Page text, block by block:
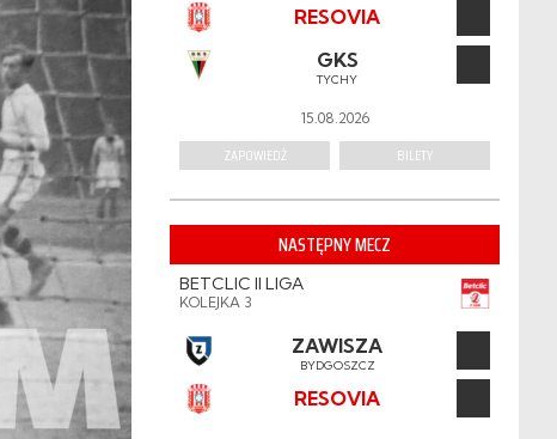
RESOVIA
GKS
TYCHY
15.08.2026
ZAPOWIEDŹ BILETY
NASTĘPNY MECZ
BETCLIC II LIGA
KOLEJKA 3
ZAWISZA
BYDGOSZCZ
RESOVIA